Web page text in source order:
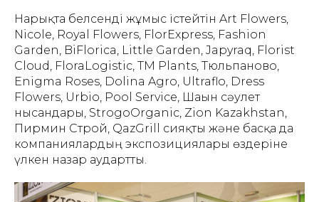
Нарықта белсенді жұмыс істейтін Art Flowers,
Nicole, Royal Flowers, FlorExpress, Fashion
Garden, BiFlorica, Little Garden, Japyraq, Florist
Cloud, FloraLogistic, TM Plants, Тюльпаново,
Enigma Roses, Dolina Agro, Ultraflo, Dress
Flowers, Urbio, Pool Service, Шағын сәулет
нысандары, StrogoOrganic, Zion Kazakhstan,
Пирмин Строй, QazGrill сияқты және басқа да
компаниялардың экспозициялары өздеріне
үлкен назар аудартты.